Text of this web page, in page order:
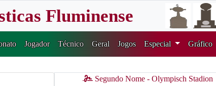
Fluminense
Jogador Técnico Geral Jogos Especial Gráfico
Segundo Nome - Olympisch Stadion